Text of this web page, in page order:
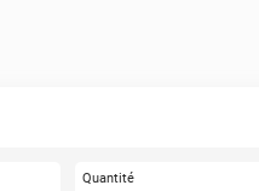
Quantité